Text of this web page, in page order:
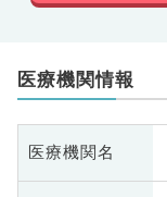
医療機関情報
医療機関名